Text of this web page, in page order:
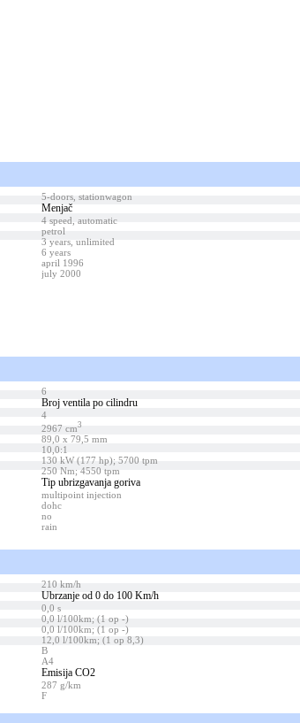
5-doors, stationwagon
Menjač
4 speed, automatic
petrol
3 years, unlimited
6 years
april 1996
july 2000
6
Broj ventila po cilindru
4
2967 cm3
89,0 x 79,5 mm
10,0:1
130 kW (177 hp); 5700 tpm
250 Nm; 4550 tpm
Tip ubrizgavanja goriva
multipoint injection
dohc
no
rain
210 km/h
Ubrzanje od 0 do 100 Km/h
0,0 s
0,0 l/100km; (1 op -)
0,0 l/100km; (1 op -)
12,0 l/100km; (1 op 8,3)
B
A4
Emisija CO2
287 g/km
F